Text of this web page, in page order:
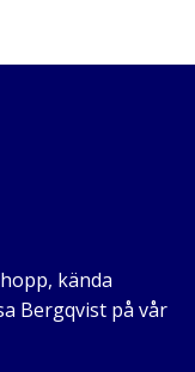
kända
Bergqvist på vår